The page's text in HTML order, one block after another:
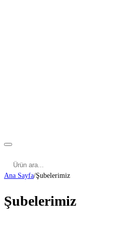
Ana Sayfa/Şubelerimiz
Şubelerimiz